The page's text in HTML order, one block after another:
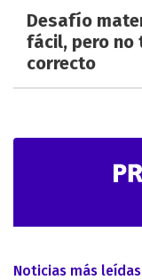
Desafío
fácil, pero no
correcto
Noticias más leídas